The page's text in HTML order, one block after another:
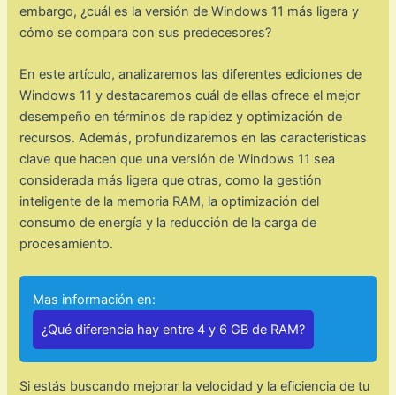
embargo, ¿cuál es la versión de Windows 11 más ligera y
cómo se compara con sus predecesores?
En este artículo, analizaremos las diferentes ediciones de
Windows 11 y destacaremos cuál de ellas ofrece el mejor
desempeño en términos de rapidez y optimización de
recursos. Además, profundizaremos en las características
clave que hacen que una versión de Windows 11 sea
considerada más ligera que otras, como la gestión
inteligente de la memoria RAM, la optimización del
consumo de energía y la reducción de la carga de
procesamiento.
Mas información en:
¿Qué diferencia hay entre 4 y 6 GB de RAM?
Si estás buscando mejorar la velocidad y la eficiencia de tu